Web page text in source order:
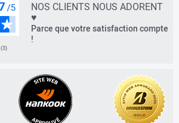
NOS CLIENTS NOUS ADORENT
♥
Parce que votre satisfaction compte
!
(3)